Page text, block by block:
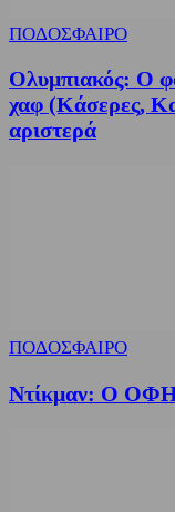
ΠΟΔΟΣΦΑΙΡΟ
Ολυμπιακός: Ο
χαφ (Κάσερες,
αριστερά
ΠΟΔΟΣΦΑΙΡΟ
Ντίκμαν: Ο ΟΦΗ